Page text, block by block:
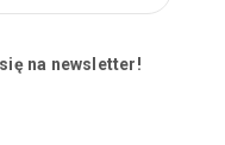
na newsletter!